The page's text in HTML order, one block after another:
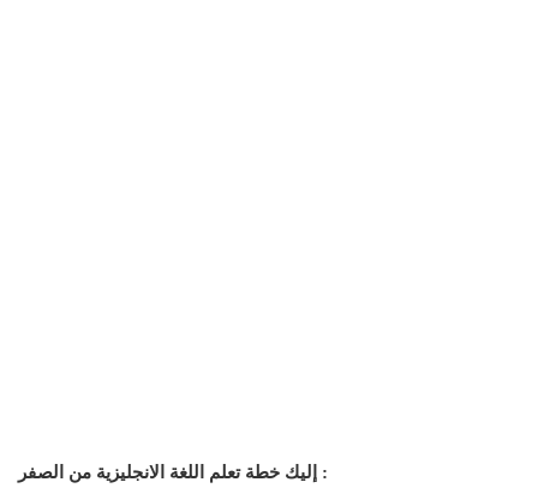
إليك خطة تعلم اللغة الانجليزية من الصفر :